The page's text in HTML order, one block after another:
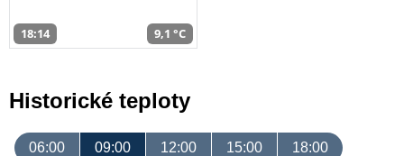
18:14 9,1 °C
Historické teploty
06:00 09:00 12:00 15:00 18:00